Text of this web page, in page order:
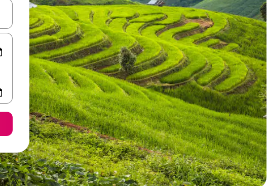
vers le haut et vers le bas pour les parcourir ou en appuyant et en faisant glisser.